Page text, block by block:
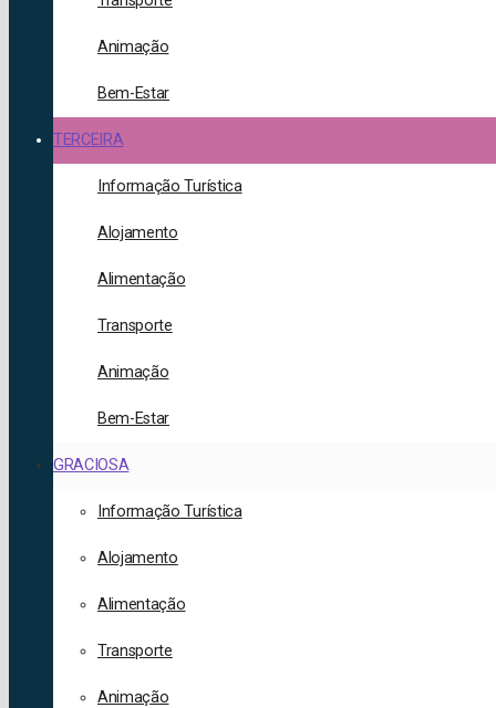
Animação
Bem-Estar
TERCEIRA
Informação Turística
Alojamento
Alimentação
Transporte
Animação
Bem-Estar
GRACIOSA
Informação Turística
Alojamento
Alimentação
Transporte
Animação